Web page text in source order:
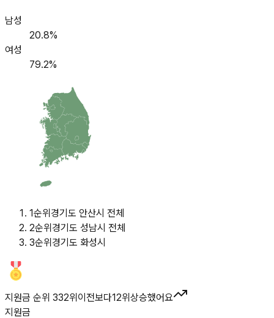
남성
20.8%
여성
79.2%
1순위경기도 안산시 전체
2순위경기도 성남시 전체
3순위경기도 화성시
지원금 순위 332위이전보다12위상승했어요
지원금